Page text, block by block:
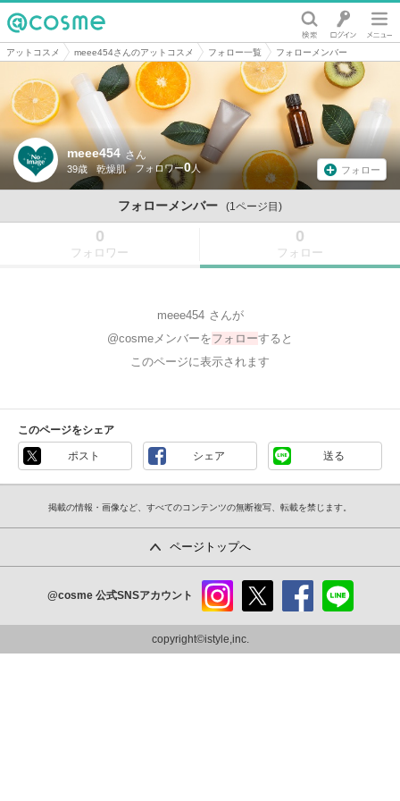
@cosme
アットコスメ meee454さんのアットコスメ フォロー一覧 フォローメンバー
meee454 さん
39歳 乾燥肌 0 フォロー
フォローメンバー (1ページ目)
0
フォロワー
0
フォロー
meee454 さんが
@cosmeメンバーをフォローすると
このページに表示されます
このページをシェア
ポスト シェア 送る
掲載の情報・画像など、すべてのコンテンツの無断複写、転載を禁じます。
ページトップへ
@cosme 公式SNSアカウント
ram
copyright©istyle,inc.